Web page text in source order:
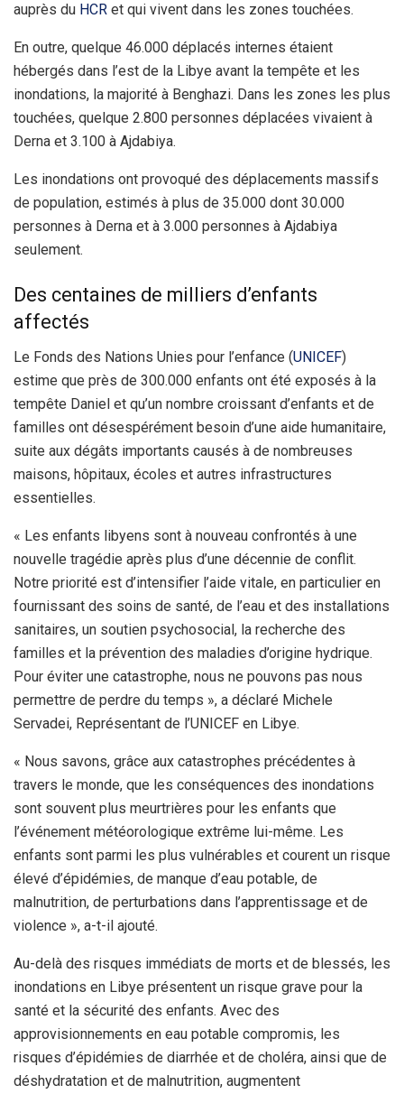
auprès du HCR et qui vivent dans les zones touchées.
En outre, quelque 46.000 déplacés internes étaient
hébergés dans l’est de la Libye avant la tempête et les
inondations, la majorité à Benghazi. Dans les zones les plus
touchées, quelque 2.800 personnes déplacées vivaient à
Derna et 3.100 à Ajdabiya.
Les inondations ont provoqué des déplacements massifs
de population, estimés à plus de 35.000 dont 30.000
personnes à Derna et à 3.000 personnes à Ajdabiya
seulement.
Des centaines de milliers d’enfants
affectés
Le Fonds des Nations Unies pour l’enfance (UNICEF)
estime que près de 300.000 enfants ont été exposés à la
tempête Daniel et qu’un nombre croissant d’enfants et de
familles ont désespérément besoin d’une aide humanitaire,
suite aux dégâts importants causés à de nombreuses
maisons, hôpitaux, écoles et autres infrastructures
essentielles.
« Les enfants libyens sont à nouveau confrontés à une
nouvelle tragédie après plus d’une décennie de conflit.
Notre priorité est d’intensifier l’aide vitale, en particulier en
fournissant des soins de santé, de l’eau et des installations
sanitaires, un soutien psychosocial, la recherche des
familles et la prévention des maladies d’origine hydrique.
Pour éviter une catastrophe, nous ne pouvons pas nous
permettre de perdre du temps », a déclaré Michele
Servadei, Représentant de l’UNICEF en Libye.
« Nous savons, grâce aux catastrophes précédentes à
travers le monde, que les conséquences des inondations
sont souvent plus meurtrières pour les enfants que
l’événement météorologique extrême lui-même. Les
enfants sont parmi les plus vulnérables et courent un risque
élevé d’épidémies, de manque d’eau potable, de
malnutrition, de perturbations dans l’apprentissage et de
violence », a-t-il ajouté.
Au-delà des risques immédiats de morts et de blessés, les
inondations en Libye présentent un risque grave pour la
santé et la sécurité des enfants. Avec des
approvisionnements en eau potable compromis, les
risques d’épidémies de diarrhée et de choléra, ainsi que de
déshydratation et de malnutrition, augmentent